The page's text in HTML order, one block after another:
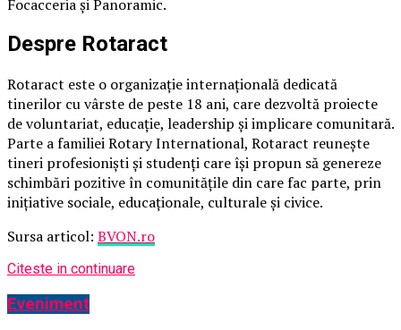
Focacceria și Panoramic.
Despre Rotaract
Rotaract este o organizație internațională dedicată
tinerilor cu vârste de peste 18 ani, care dezvoltă proiecte
de voluntariat, educație, leadership și implicare comunitară.
Parte a familiei Rotary International, Rotaract reunește
tineri profesioniști și studenți care își propun să genereze
schimbări pozitive în comunitățile din care fac parte, prin
inițiative sociale, educaționale, culturale și civice.
Sursa articol: BVON.ro
Citeste in continuare
Eveniment